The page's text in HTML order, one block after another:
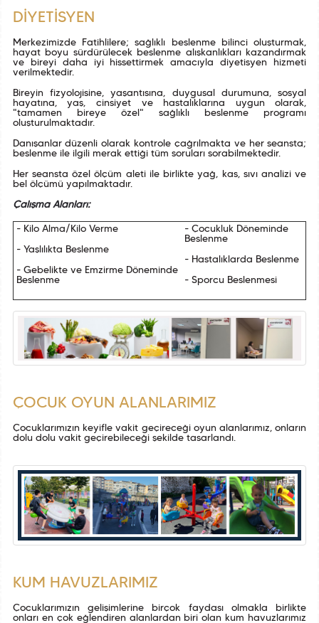
DİYETİSYEN
Merkezimizde Fatihlilere; sağlıklı beslenme bilinci oluşturmak,
hayat boyu sürdürülecek beslenme alışkanlıkları kazandırmak
ve bireyi daha iyi hissettirmek amacıyla diyetisyen hizmeti
verilmektedir.
Bireyin fizyolojisine, yaşantısına, duygusal durumuna, sosyal
hayatına, yaş, cinsiyet ve hastalıklarına uygun olarak,
"tamamen bireye özel" sağlıklı beslenme programı
oluşturulmaktadır.
Danışanlar düzenli olarak kontrole çağrılmakta ve her seansta;
beslenme ile ilgili merak ettiği tüm soruları sorabilmektedir.
Her seansta özel ölçüm aleti ile birlikte yağ, kas, sıvı analizi ve
bel ölçümü yapılmaktadır.
Çalışma Alanları:
- Kilo Alma/Kilo Verme
- Yaşlılıkta Beslenme
- Gebelikte ve Emzirme Döneminde
Beslenme
- Çocukluk Döneminde
Beslenme
- Hastalıklarda Beslenme
- Sporcu Beslenmesi
ÇOCUK OYUN ALANLARIMIZ
Çocuklarımızın keyifle vakit geçireceği oyun alanlarımız, onların
dolu dolu vakit geçirebileceği şekilde tasarlandı.
KUM HAVUZLARIMIZ
Çocuklarımızın gelişimlerine birçok faydası olmakla birlikte
onları en çok eğlendiren alanlardan biri olan kum havuzlarımız